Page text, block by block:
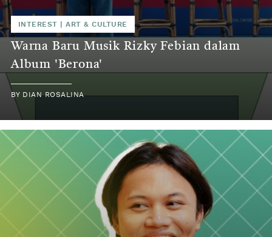
INTEREST |ART & CULTURE
Warna Baru Musik Rizky Febian dalam
Album 'Berona'
BY DIAN ROSALINA